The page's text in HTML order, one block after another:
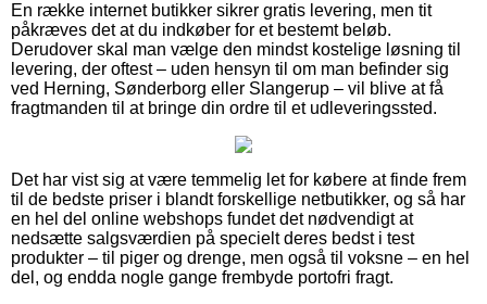
En række internet butikker sikrer gratis levering, men tit
påkræves det at du indkøber for et bestemt beløb.
Derudover skal man vælge den mindst kostelige løsning til
levering, der oftest – uden hensyn til om man befinder sig
ved Herning, Sønderborg eller Slangerup – vil blive at få
fragtmanden til at bringe din ordre til et udleveringssted.
Det har vist sig at være temmelig let for købere at finde frem
til de bedste priser i blandt forskellige netbutikker, og så har
en hel del online webshops fundet det nødvendigt at
nedsætte salgsværdien på specielt deres bedst i test
produkter – til piger og drenge, men også til voksne – en hel
del, og endda nogle gange frembyde portofri fragt.